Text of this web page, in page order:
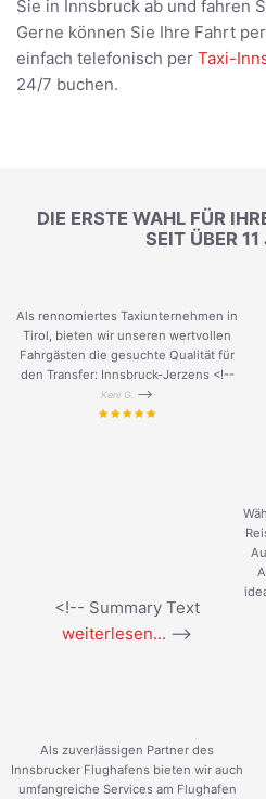
Sie in Innsbruck ab und fahren
Gerne können Sie Ihre Fahrt
einfach telefonisch per Taxi-
24/7 buchen.
DIE ERSTE WAHL FÜR
SEIT ÜBER
Als rennomiertes Taxiunternehmen in
Tirol, bieten wir unseren wertvollen
Fahrgästen die gesuchte Qualität für
den Transfer: Innsbruck-Jerzens <!--
Keni G. -->
<!-- Summary Text
weiterlesen... -->
Als zuverlässigen Partner des
Innsbrucker Flughafens bieten wir auch
umfangreiche Services am Flughafen